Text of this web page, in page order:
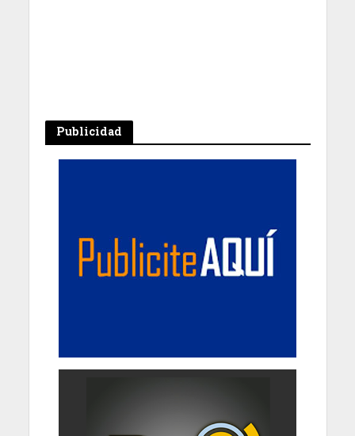
Publicidad